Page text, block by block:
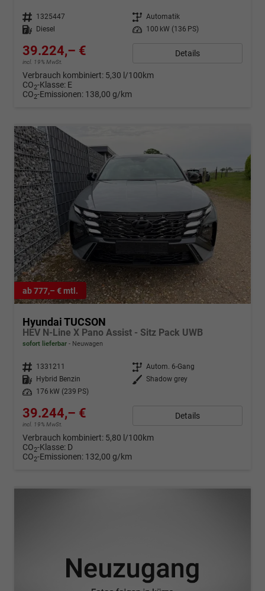
Fahrzeugnr. 1325447 Getriebe Automatik
Kraftstoff
Diesel Leistung 100 kW (136 PS)
39.224,– €
incl. 19% MwSt.
Details
Verbrauch kombiniert: 5,30 l/100km
CO2-Klasse: E
CO2-Emissionen: 138,00 g/km
ab 777,– € mtl.
Hyundai TUCSON
HEV N-Line X Pano Assist - Sitz Pack UWB
sofort lieferbar Neuwagen
Fahrzeugnr. 1331211 Getriebe Autom. 6-Gang
Kraftstoff
Hybrid Benzin Außenfarbe Shadow grey
Leistung
176 kW (239 PS)
39.244,– €
incl. 19% MwSt.
Details
Verbrauch kombiniert: 5,80 l/100km
CO2-Klasse: D
CO2-Emissionen: 132,00 g/km